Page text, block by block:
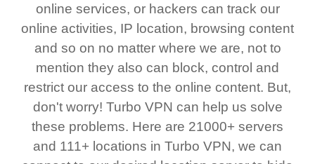
online services, or hackers can track our
online activities, IP location, browsing content
and so on no matter where we are, not to
mention they also can block, control and
restrict our access to the online content. But,
don't worry! Turbo VPN can help us solve
these problems. Here are 21000+ servers
and 111+ locations in Turbo VPN, we can